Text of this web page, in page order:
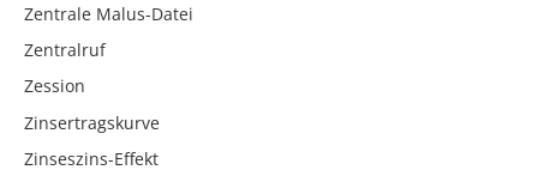
Zentrale Malus-Datei
Zentralruf
Zession
Zinsertragskurve
Zinseszins-Effekt